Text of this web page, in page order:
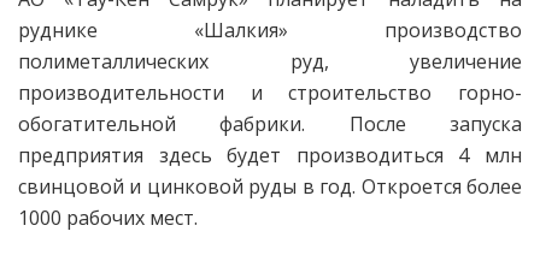
руднике «Шалкия» производство
полиметаллических руд, увеличение
производительности и строительство горно-
обогатительной фабрики. После запуска
предприятия здесь будет производиться 4 млн
свинцовой и цинковой руды в год. Откроется более
1000 рабочих мест.